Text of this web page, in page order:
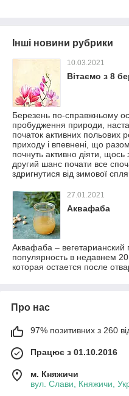
Інші новини рубрики
10.03.2021
Вітаємо з 8
Березень по-справжньому
пробудження природи,
початок активних польових
приходу і впевнені, що
почнуть активно діяти,
другий шанс почати все
здригнутися від зимової
27.01.2021
Аквафаба
Аквафаба – вегетарианский
популярность в недавнем
которая остается после
Про нас
97% позитивних з 260
Працює з 01.10.2016
м. Княжичи
вул. Слави, Княжичи,